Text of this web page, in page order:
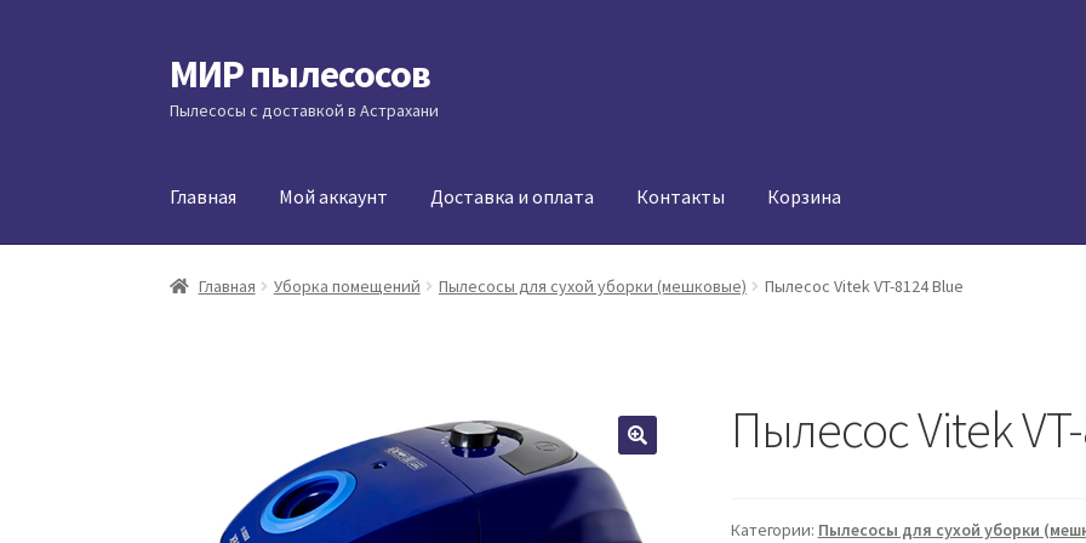
Перейти
к
навигации
Перейти
к
содержимому
МИР пылесосов
Пылесосы с доставкой в Астрахани
Главная Мой аккаунт Доставка и оплата Контакты Корзина
Главная Уборка помещений Пылесосы для сухой уборки (мешковые) Пылесос Vitek VT-8124 Blue
Пылесос Vitek
Категории: Пылесосы для сухой уборки